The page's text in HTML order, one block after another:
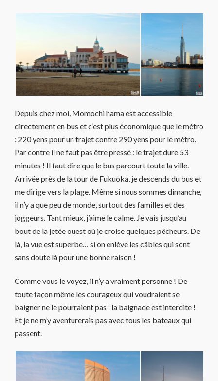
Depuis chez moi, Momochi hama est accessible
directement en bus et c’est plus économique que le métro
: 220 yens pour un trajet contre 290 yens pour le métro.
Par contre il ne faut pas être pressé : le trajet dure 53
minutes ! Il faut dire que le bus parcourt toute la ville.
Arrivée près de la tour de Fukuoka, je descends du bus et
me dirige vers la plage. Même si nous sommes dimanche,
il n’y a que peu de monde, surtout des familles et des
joggeurs. Tant mieux, j’aime le calme. Je vais jusqu’au
bout de la jetée ouest où je croise quelques pêcheurs. De
là, la vue est superbe… si on enlève les câbles qui sont
sans doute là pour une bonne raison !
Comme vous le voyez, il n’y a vraiment personne ! De
toute façon même les courageux qui voudraient se
baigner ne le pourraient pas : la baignade est interdite !
Et je ne m’y aventurerais pas avec tous les bateaux qui
passent.